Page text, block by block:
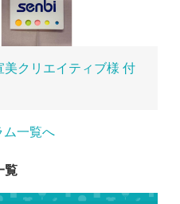
クリエイティブ様 付
ム一覧へ
覧